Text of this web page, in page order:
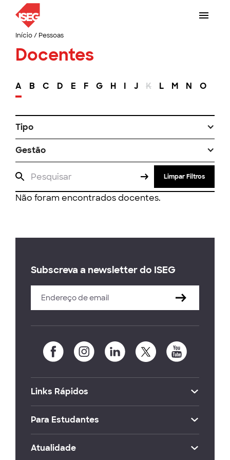
Início/ Pessoas
Docentes
A B C D E F G H I J K L M N O
Tipo
Gestão
Limpar Filtros
Não foram encontrados docentes.
Subscreva a newsletter do ISEG
Links Rápidos
Para Estudantes
Atualidade